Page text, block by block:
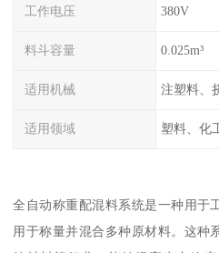
工作电压 380V
料斗容量 0.025m³
适用机械 注塑料、
适用领域 塑料、化
全自动称重配混料系统是一种用于
用于称量并混合多种原材料。这种